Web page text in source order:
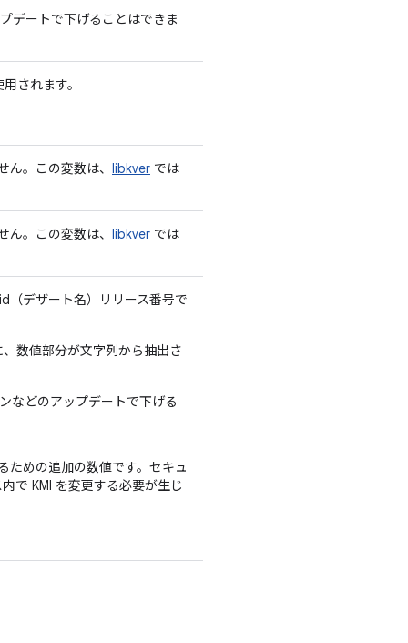
デートで下げることはできま
されます。
。この変数は、 libkver では
。この変数は、 libkver では
（デザート名）リリース番号で
数値部分が文字列から抽出さ
などのアップデートで下げる
ための追加の数値です。セキュ
で KMI を変更する必要が生じ